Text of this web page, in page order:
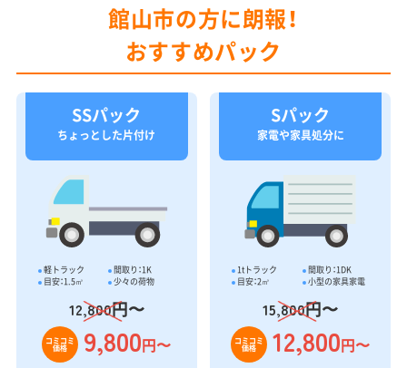
館山市の方に朗報！
おすすめパック
SSパック
ちょっとした片付け
軽トラック
間取り：1K
目安：1.5㎥
少々の荷物
12,800円〜
コミコミ
価格 9,800円〜
Sパック
家電や家具処分に
1tトラック
間取り：1DK
目安：2㎥
小型の家具家電
15,800円〜
コミコミ
価格 12,800円〜